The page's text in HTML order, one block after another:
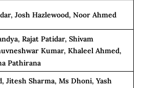
Josh Hazlewood, Noor Ahmed
Rajat Patidar, Shivam
Kumar, Khaleel Ahmed,
Pathirana
Jitesh Sharma, Ms Dhoni, Yash